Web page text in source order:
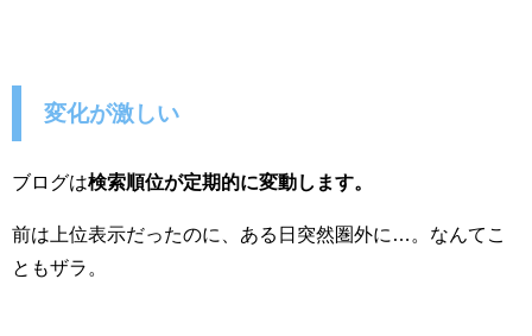
変化が激しい
ブログは検索順位が定期的に変動します。
前は上位表示だったのに、ある日突然圏外に…。なんてこ
ともザラ。